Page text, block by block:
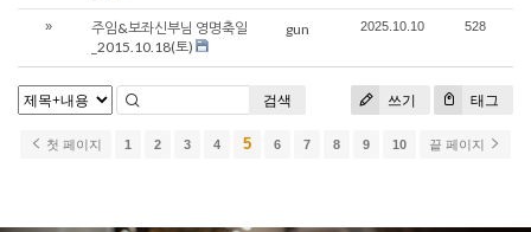
»
주임&보좌신부님 영명축일
_2015.10.18(토)
gun 2025.10.10 528
쓰기 태그
검색
첫 페이지 1 2 3 4 5 6 7 8 9 10 끝 페이지